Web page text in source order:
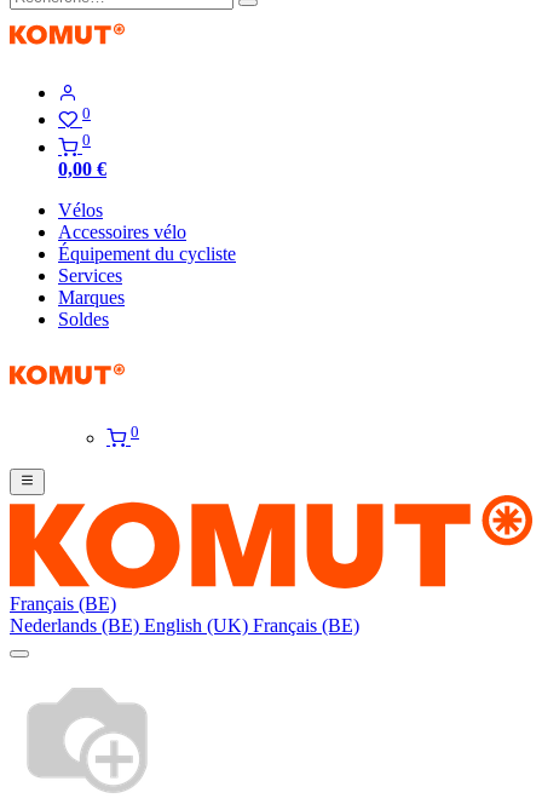
0
0
0,00 €
Vélos
Accessoires vélo
Équipement du cycliste
Services
Marques
Soldes
0
Français (BE)
Nederlands (BE) English (UK) Français (BE)